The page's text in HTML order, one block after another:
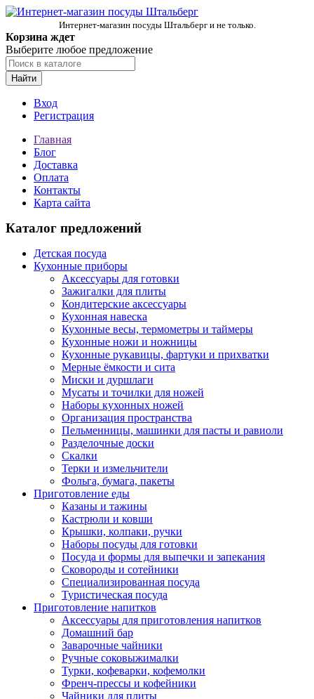
Интернет-магазин посуды Штальберг и не только.
Корзина ждет
Выберите любое предложение
Найти
Вход
Регистрация
Главная
Блог
Доставка
Оплата
Контакты
Карта сайта
Каталог предложений
Детская посуда
Кухонные приборы
Аксессуары для готовки
Зажигалки для плиты
Кондитерские аксессуары
Кухонная навеска
Кухонные весы, термометры и таймеры
Кухонные ножи и ножницы
Кухонные рукавицы, фартуки и прихватки
Мерные ёмкости и сита
Миски и дуршлаги
Мусаты и точилки для ножей
Наборы кухонных ножей
Организация пространства
Пельменницы, машинки для пасты и равиоли
Разделочные доски
Скалки
Терки и измельчители
Фольга, бумага, пакеты
Приготовление еды
Казаны и тажины
Кастрюли и ковши
Крышки, колпаки, ручки
Наборы посуды для готовки
Посуда и формы для выпечки и запекания
Сковороды и сотейники
Специализированная посуда
Туристическая посуда
Приготовление напитков
Аксессуары для приготовления напитков
Домашний бар
Заварочные чайники
Ручные соковыжималки
Турки, кофеварки, кофемолки
Френч-прессы и кофейники
Чайники для плиты